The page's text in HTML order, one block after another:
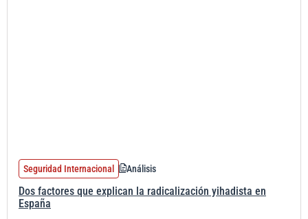
Seguridad Internacional Análisis
Dos factores que explican la radicalización yihadista en
España